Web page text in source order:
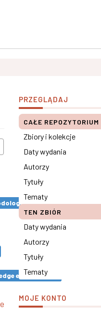
remarks ×
economics” ×
PRZEGLĄDAJ
CAŁE REPOZYTORIUM
Zbiory i kolekcje
Daty wydania
Autorzy
Tytuły
Tematy
TEN ZBIÓR
Daty wydania
Autorzy
Tytuły
Tematy
MOJE KONTO